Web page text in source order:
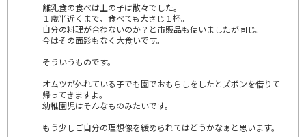
離乳食の食べは上の子は散々でした。
１歳半近くまで、食べても大さじ１杯。
自分の料理が合わないのか？と市販品も使いましたが同じ。
今はその面影もなく大食いです。
そういうものです。
オムツが外れている子でも園でおもらしをしたとズボンを借りて
帰ってきますよ。
幼稚園児はそんなものみたいです。
もう少しご自分の理想像を緩められてはどうかなぁと思います。